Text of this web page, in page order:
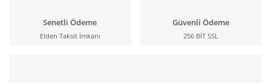
Senetli Ödeme
Elden Taksit İmkanı
Güvenli Ödeme
256 BİT SSL